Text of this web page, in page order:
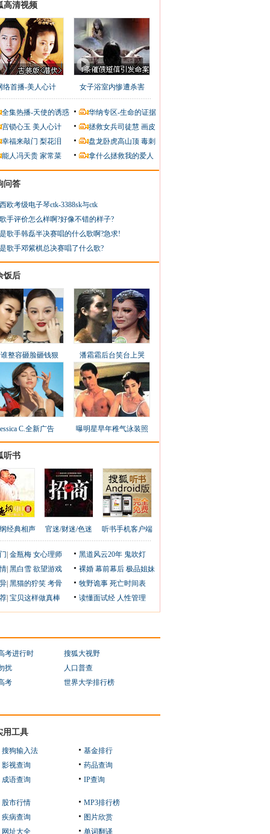
高清视频
络首播-美人心计 女子浴室内惨遭杀害
全集热播-天使的诱惑
华纳专区-生命的证据
宫锁心玉 美人心计 拯救女兵司徒慧 画皮
幸福来敲门 梨花泪 盘龙卧虎高山顶 毒刺
能人冯天贵 家常菜 拿什么拯救我的爱人
问答
欧考级电子琴ctk-3388sk与ctk
手评价怎么样啊?好像不错的样子?
歌手韩磊半决赛唱的什么歌啊?急求!
歌手邓紫棋总决赛唱了什么歌?
饭后
整容砸脸砸钱狠 潘霜霜后台笑台上哭
C.全新广告 曝明星早年稚气泳装照
听书
经典相声 官迷/财迷/色迷 听书手机客户端
金瓶梅 女心理师 黑道风云20年 鬼吹灯
黑白雪 欲望游戏 裸婚 幕前幕后 极品姐妹
黑猫的狞笑 考骨 牧野诡事 死亡时间表
宝贝这样做真棒 读懂面试经 人性管理
考进行时
搜狐大视野
扰
人口普查
考
世界大学排行榜
用工具
搜狗输入法
基金排行
影视查询
药品查询
成语查询
IP查询
股市行情
MP3排行榜
疾病查询
图片欣赏
网址大全
单词翻译